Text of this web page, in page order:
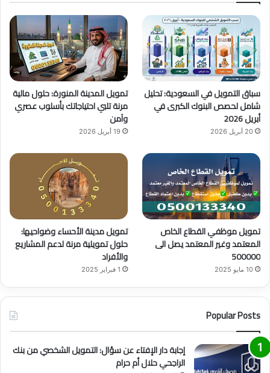
ب
ك
u
T
u
b
e
ت
ق
ر
ا
م
سباق التمويل في السعودية: تحليل
شامل لحصص البنوك الكبرى في
أبريل 2026
20 أبريل 2026
تمويل المدينة المنورة: حلول مالية
مرنة تلبي احتياجاتك بأسلوب عصري
وآمن
19 أبريل 2026
تمويل موظفي القطاع الخاص
المعتمد وغير المعتمد يصل الى
500000
10 مايو 2025
تمويل مدينة الأحساء وضواحيها:
حلول تمويلية مرنة لدعم المشاريع
والأفراد
1 فبراير 2025
Popular Posts
إجابة دار الإفتاء عن سؤال: التمويل الشخصي من بنك
الراجحي حلال أم حرام